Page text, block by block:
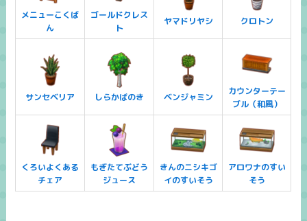
メニューこくば
ん
ゴールドクレス
ト
ヤマドリヤシ クロトン
サンセベリア しらかばのき ベンジャミン
カウンターテー
ブル（和風）
くろいよくある
チェア
もぎたてぶどう
ジュース
きんのニシキゴ
イのすいそう
アロワナのすい
そう